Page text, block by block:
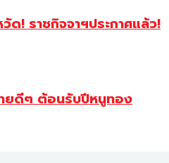
ด! ราชกิจจาฯประกาศแล้ว!
ยดีๆ ต้อนรับปีหนูทอง